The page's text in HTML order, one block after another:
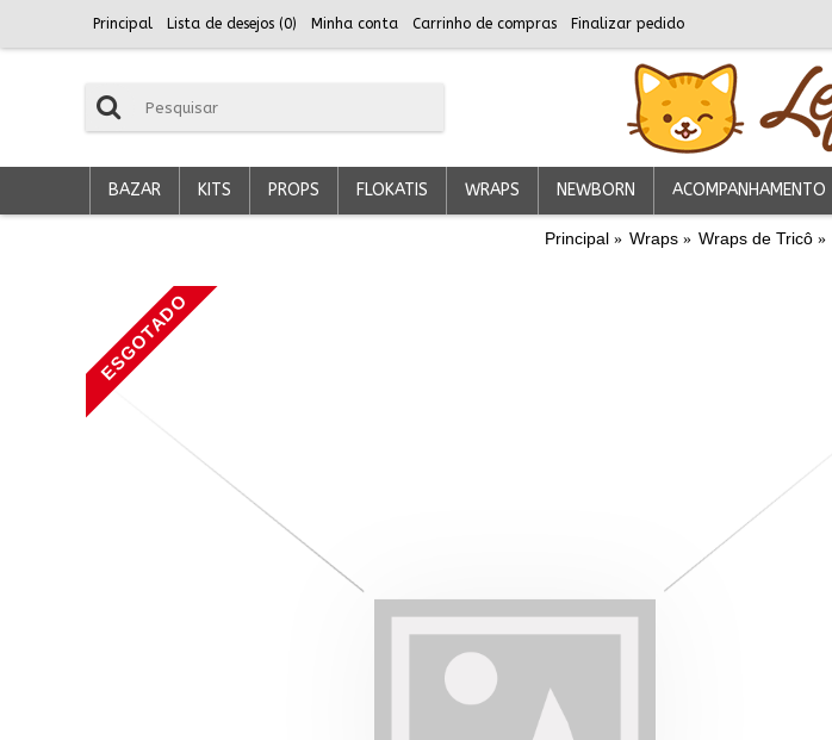
Principal Lista de desejos (0) Minha conta Carrinho de compras Finalizar pedido
BAZAR KITS PROPS FLOKATIS WRAPS NEWBORN ACOMPANHAMENTO
Principal Wraps Wraps de Tricô
ESGOTADO